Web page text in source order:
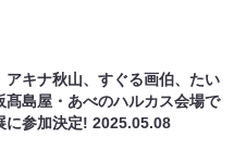
アキナ秋山、すぐる画伯、たい
髙島屋・あべのハルカス会場で
に参加決定!2025.05.08